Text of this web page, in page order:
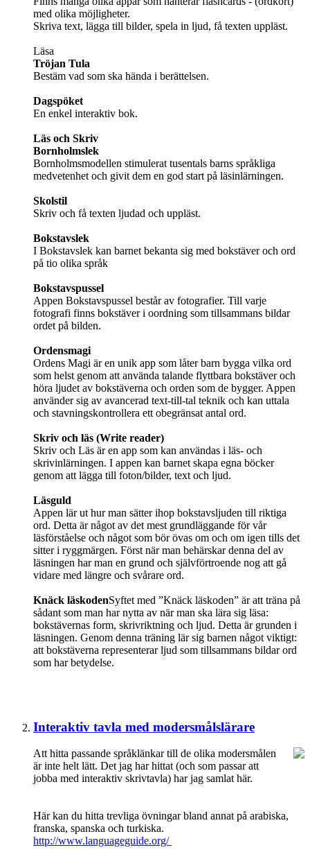
med olika möjligheter.
Skriva text, lägga till bilder, spela in ljud, få texten uppläst.
Läsa
Tröjan Tula
Bestäm vad som ska hända i berättelsen.
Dagspöket
En enkel interaktiv bok.
Läs och Skriv
Bornholmslek
Bornholmsmodellen stimulerat tusentals barns språkliga
medvetenhet och givit dem en god start på läsinlärningen.
Skolstil
Skriv och få texten ljudad och uppläst.
Bokstavslek
I Bokstavslek kan barnet bekanta sig med bokstäver och ord
på tio olika språk
Bokstavspussel
Appen Bokstavspussel består av fotografier. Till varje
fotografi finns bokstäver i oordning som tillsammans bildar
ordet på bilden.
Ordensmagi
Ordens Magi är en unik app som låter barn bygga vilka ord
som helst genom att använda talande flyttbara bokstäver och
höra ljudet av bokstäverna och orden som de bygger. Appen
använder sig av avancerad text-till-tal teknik och kan uttala
och stavningskontrollera ett obegränsat antal ord.
Skriv och läs (Write reader)
Skriv och Läs är en app som kan användas i läs- och
skrivinlärningen. I appen kan barnet skapa egna böcker
genom att lägga till foton/bilder, text och ljud.
Läsguld
Appen lär ut hur man sätter ihop bokstavsljuden till riktiga
ord. Detta är något av det mest grundläggande för vår
läsförståelse och något som bör övas om och om igen tills det
sitter i ryggmärgen. Först när man behärskar denna del av
läsningen har man en grund och självförtroende nog att gå
vidare med längre och svårare ord.
Knäck läskodenSyftet med ”Knäck läskoden” är att träna på
sådant som man har nytta av när man ska lära sig läsa:
bokstävernas form, skrivriktning och ljud. Detta är grunden i
läsningen. Genom denna träning lär sig barnen något viktigt:
att bokstäverna representerar ljud som tillsammans bildar ord
som har betydelse.
Interaktiv tavla med modersmålslärare
Att hitta passande språklänkar till de olika modersmålen
är inte helt lätt. Det jag har hittat (och som passar att
jobba med interaktiv skrivtavla) har jag samlat här.
Här kan du hitta trevliga övningar bland annat på arabiska,
franska, spanska och turkiska.
http://www.languageguide.org/